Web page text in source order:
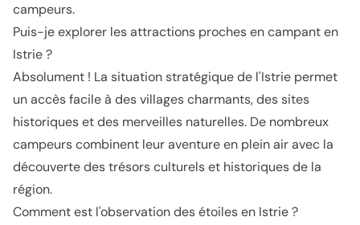
campeurs.
Puis-je explorer les attractions proches en campant en
Istrie ?
Absolument ! La situation stratégique de l'Istrie permet
un accès facile à des villages charmants, des sites
historiques et des merveilles naturelles. De nombreux
campeurs combinent leur aventure en plein air avec la
découverte des trésors culturels et historiques de la
région.
Comment est l'observation des étoiles en Istrie ?